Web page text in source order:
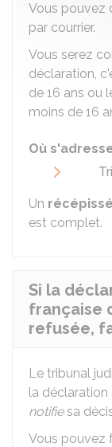
Vous pouvez
par courrier.
Vous serez
déclaration,
de 16 ans ou
moins de 16
Où
Un récépissé
est complet.
Si la
française
refusée,
Le tribunal
la déclaration
notifiesa
Vous pouvez